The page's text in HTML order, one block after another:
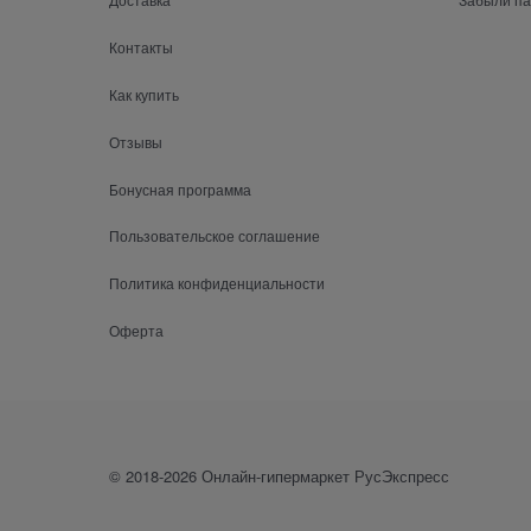
Контакты
Как купить
Отзывы
Бонусная программа
Пользовательское соглашение
Политика конфиденциальности
Оферта
© 2018-2026 Онлайн-гипермаркет РусЭкспресс